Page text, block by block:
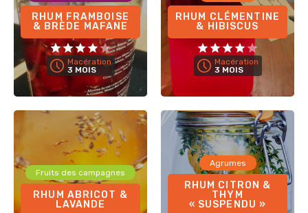
RHUM FRAMBOISE
& BRÈDE MAFANE
Macération
3 MOIS
RHUM CLÉMENTINE
& HIBISCUS
Macération
3 MOIS
Fruits des campagnes
RHUM ABRICOT &
LAVANDE
Agrumes
RHUM CITRON &
THYM
« SUSPENDU »